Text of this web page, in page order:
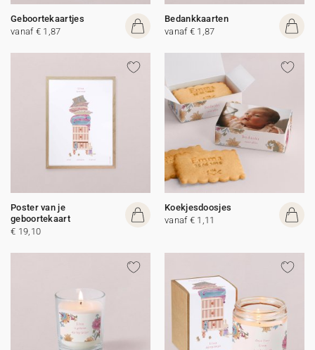
Geboortekaartjes
vanaf € 1,87
Bedankkaarten
vanaf € 1,87
Poster van je
geboortekaart
€ 19,10
Koekjesdoosjes
vanaf € 1,11